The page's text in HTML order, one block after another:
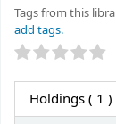
Tags from this
add tags.
Star ratings
Holdings( 1 )